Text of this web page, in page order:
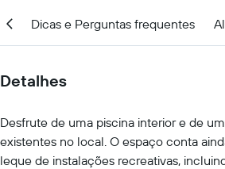
Dicas e Perguntas frequentes
Detalhes
Desfrute de uma piscina interior e de
existentes no local. O espaço conta
leque de instalações recreativas,